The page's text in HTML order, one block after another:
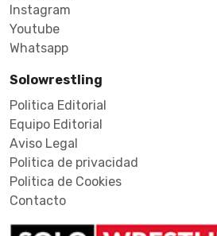
Instagram
Youtube
Whatsapp
Solowrestling
Politica Editorial
Equipo Editorial
Aviso Legal
Politica de privacidad
Politica de Cookies
Contacto